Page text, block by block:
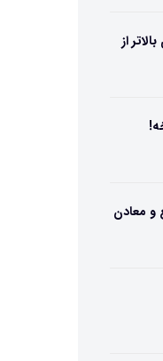
از
و معادن